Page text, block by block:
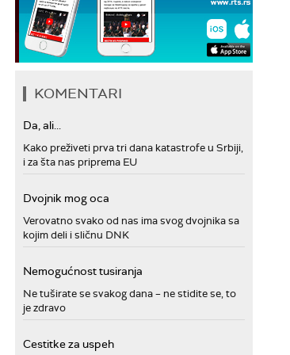
KOMENTARI
Da, ali...
Kako preživeti prva tri dana katastrofe u Srbiji,
i za šta nas priprema EU
Dvojnik mog oca
Verovatno svako od nas ima svog dvojnika sa
kojim deli i sličnu DNK
Nemogućnost tusiranja
Ne tuširate se svakog dana – ne stidite se, to
je zdravo
Cestitke za uspeh